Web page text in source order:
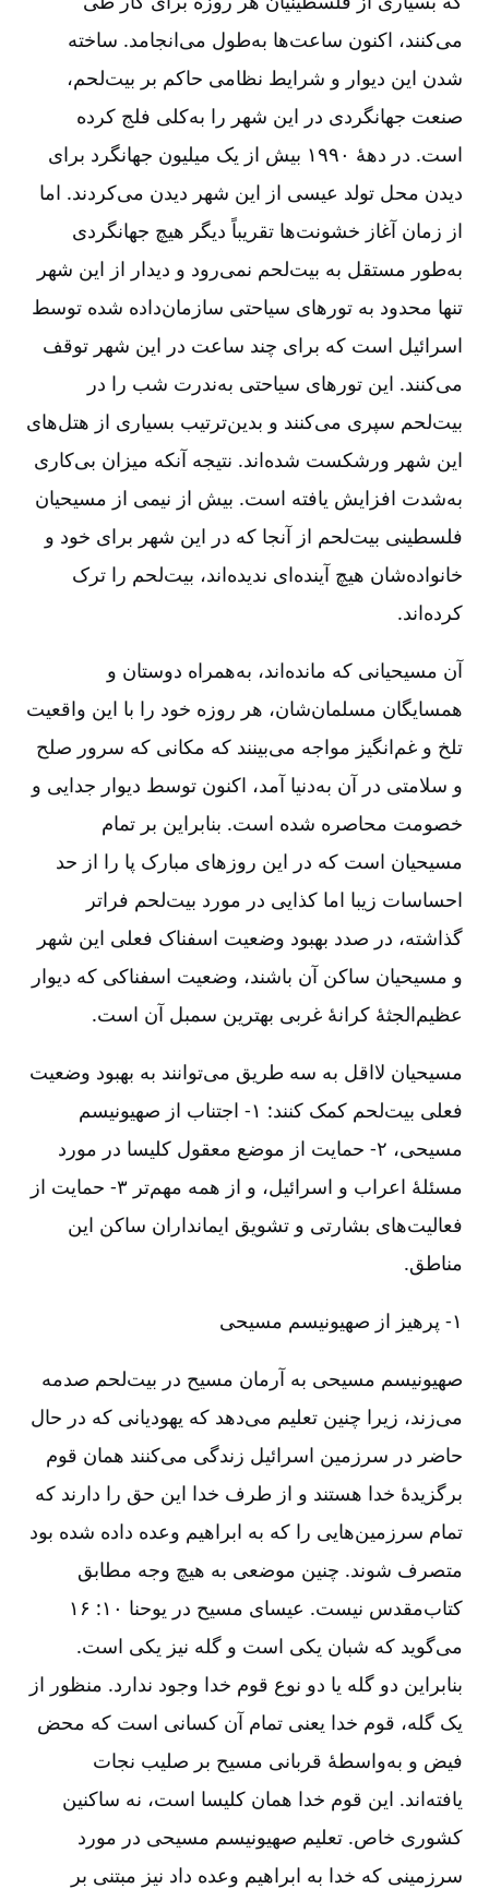
می‌کنند، اکنون ساعت‌ها به‌طول می‌انجامد. ساخته
شدن این دیوار و شرایط نظامی حاکم بر بیت‌لحم،
صنعت جهانگردی در این شهر را به‌کلی فلج کرده
است. در دهۀ ۱۹۹۰ بیش از یک میلیون جهانگرد برای
دیدن محل تولد عیسی از این شهر دیدن می‌کردند. اما
از زمان آغاز خشونت‌ها تقریباً دیگر هیچ جهانگردی
به‌طور مستقل به بیت‌لحم نمی‌رود و دیدار از این شهر
تنها محدود به تورهای سیاحتی سازمان‌داده شده توسط
اسرائیل است که برای چند ساعت در این شهر توقف
می‌کنند. این تورهای سیاحتی به‌ندرت شب را در
بیت‌لحم سپری می‌کنند و بدین‌ترتیب بسیاری از هتل‌های
این شهر ورشکست شده‌اند. نتیجه آنکه میزان بی‌کاری
به‌شدت افزایش یافته است. بیش از نیمی از مسیحیان
فلسطینی بیت‌لحم از آنجا که در این شهر برای خود و
خانواده‌شان هیچ آینده‌ای ندیده‌اند، بیت‌لحم را ترک
کرده‌‌اند.
آن مسیحیانی که مانده‌اند، به‌همراه دوستان و
همسایگان مسلمان‌شان، هر روزه خود را با این واقعیت
تلخ و غم‌انگیز مواجه می‌بینند که مکانی که سرور صلح
و سلامتی در آن به‌دنیا آمد، اکنون توسط دیوار جدایی و
خصومت محاصره شده است. بنابراین بر تمام
مسیحیان است که در این روزهای مبارک پا را از حد
احساسات زیبا اما کذایی در مورد بیت‌لحم فراتر
گذاشته، در صدد بهبود وضعیت اسفناک فعلی این شهر
و مسیحیان ساکن آن باشند، وضعیت اسفناکی که دیوار
عظیم‌الجثۀ کرانۀ غربی بهترین سمبل آن است.
مسیحیان لااقل به سه طریق می‌توانند به بهبود وضعیت
فعلی بیت‌لحم کمک کنند: ۱-‏‏‏ اجتناب از صهیونیسم
مسیحی، ۲-‏‏‏ حمایت از موضع معقول کلیسا در مورد
مسئلۀ اعراب و اسرائیل، و از همه مهم‌تر ۳-‏‏‏ حمایت از
فعالیت‌های بشارتی و تشویق ایمانداران ساکن این
مناطق.
۱-‏‏‏ پرهیز از صهیونیسم مسیحی
صهیونیسم مسیحی به آرمان مسیح در بیت‌لحم صدمه
می‌زند، زیرا چنین تعلیم می‌دهد که یهودیانی که در حال
حاضر در سرزمین اسرائیل زندگی می‌کنند همان قوم
برگزیدۀ خدا هستند و از طرف خدا این حق را دارند که
تمام سرزمین‌هایی را که به ابراهیم وعده داده شده بود
متصرف شوند. چنین موضعی به هیچ وجه مطابق
کتاب‌مقدس نیست. عیسای مسیح در یوحنا ۱۰: ۱۶
می‌گوید که شبان یکی است و گله نیز یکی است.
بنابراین دو گله یا دو نوع قوم خدا وجود ندارد. منظور از
یک گله، قوم خدا یعنی تمام آن کسانی است که محض
فیض و به‌واسطۀ قربانی مسیح بر صلیب نجات
یافته‌اند. این قوم خدا همان کلیسا است، نه ساکنین
کشوری خاص. تعلیم صهیونیسم مسیحی در مورد
سرزمینی که خدا به ابراهیم وعده داد نیز مبتنی بر